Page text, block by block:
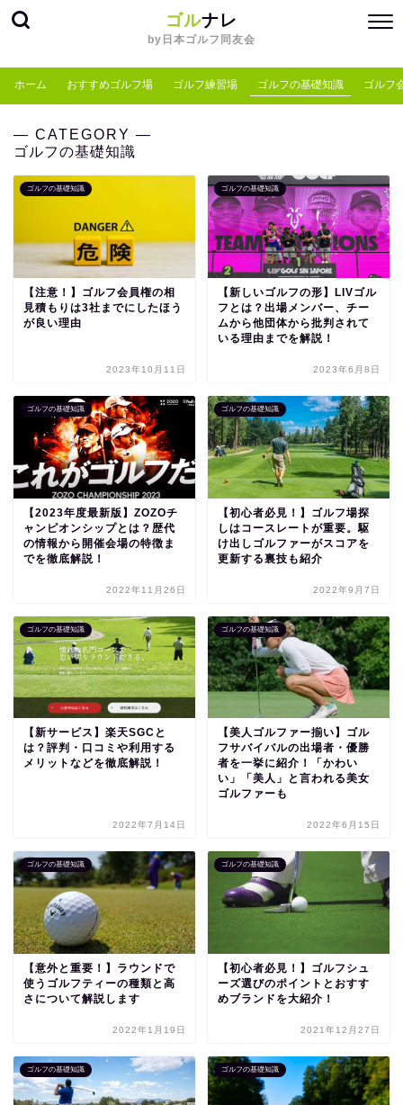
ゴルナレ
by日本ゴルフ同友会
ホーム おすすめゴルフ場 ゴルフ練習場 ゴルフの基礎知識 ゴルフ
― CATEGORY ―
ゴルフの基礎知識
ゴルフの基礎知識
【注意！】ゴルフ会員権の相
見積もりは3社までにしたほう
が良い理由
2023年10月11日
ゴルフの基礎知識
【新しいゴルフの形】LIVゴル
フとは？出場メンバー、チー
ムから他団体から批判されて
いる理由までを解説！
2023年6月8日
ゴルフの基礎知識
【2023年度最新版】ZOZOチ
ャンピオンシップとは？歴代
の情報から開催会場の特徴ま
でを徹底解説！
2022年11月26日
ゴルフの基礎知識
【初心者必見！】ゴルフ場探
しはコースレートが重要。駆
け出しゴルファーがスコアを
更新する裏技も紹介
2022年9月7日
ゴルフの基礎知識
【新サービス】楽天SGCと
は？評判・口コミや利用する
メリットなどを徹底解説！
2022年7月14日
ゴルフの基礎知識
【美人ゴルファー揃い】ゴル
フサバイバルの出場者・優勝
者を一挙に紹介！「かわい
い」「美人」と言われる美女
ゴルファーも
2022年6月15日
ゴルフの基礎知識
【意外と重要！】ラウンドで
使うゴルフティーの種類と高
さについて解説します
2022年1月19日
ゴルフの基礎知識
【初心者必見！】ゴルフシュ
ーズ選びのポイントとおすす
めブランドを大紹介！
2021年12月27日
ゴルフの基礎知識 ゴルフの基礎知識